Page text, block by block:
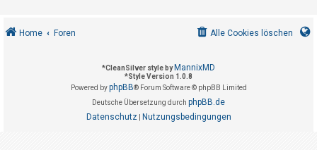
b
e Home Foren Alle Cookies löschen
*CleanSilver style by MannixMD
*Style Version 1.0.8
Powered byphpBB® Forum Software © phpBB Limited
Deutsche Übersetzung durch phpBB.de
Datenschutz| Nutzungsbedingungen